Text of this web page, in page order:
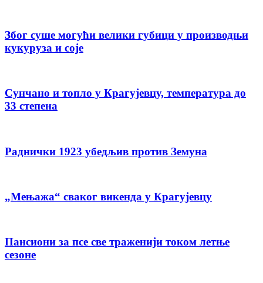
Због суше могући велики губици у производњи
кукуруза и соје
Сунчано и топло у Крагујевцу, температура до
33 степена
Раднички 1923 убедљив против Земуна
„Мењажа“ сваког викенда у Крагујевцу
Пансиони за псе све траженији током летње
сезоне